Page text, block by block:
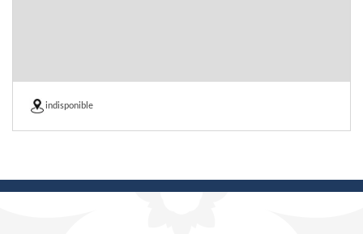
indisponible